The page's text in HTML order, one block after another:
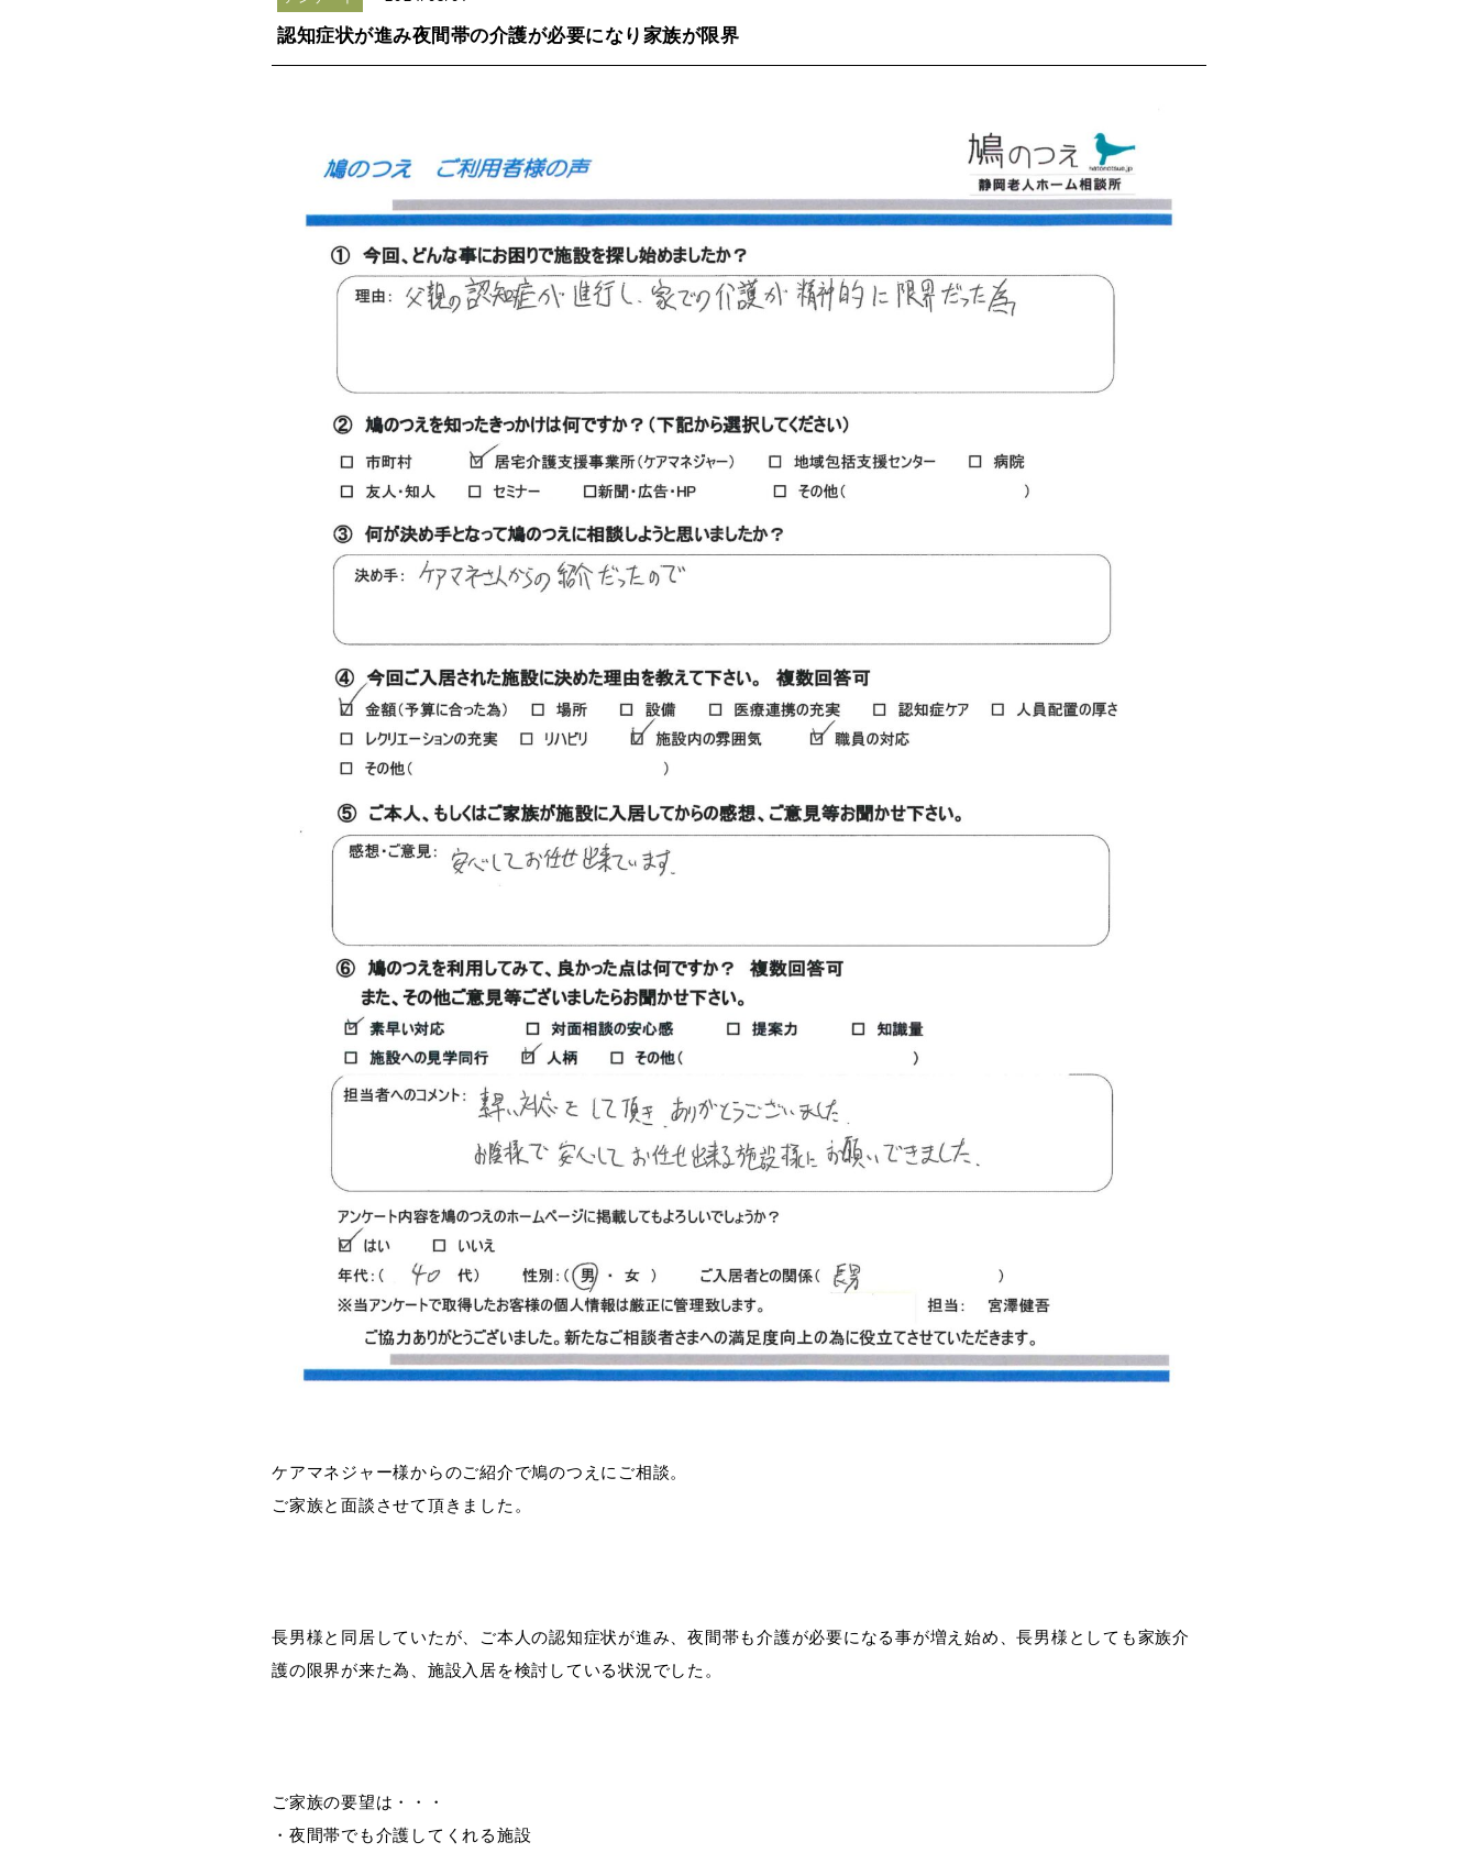
認知症状が進み夜間帯の介護が必要になり家族が限界
ケアマネジャー様からのご紹介で鳩のつえにご相談。
ご家族と面談させて頂きました。
長男様と同居していたが、ご本人の認知症状が進み、夜間帯も介護が必要になる事が増え始め、長男様としても家族介
護の限界が来た為、施設入居を検討している状況でした。
ご家族の要望は・・・
・夜間帯でも介護してくれる施設